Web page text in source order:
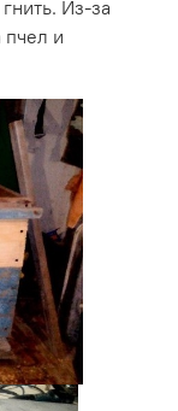
Из-за
пчел и